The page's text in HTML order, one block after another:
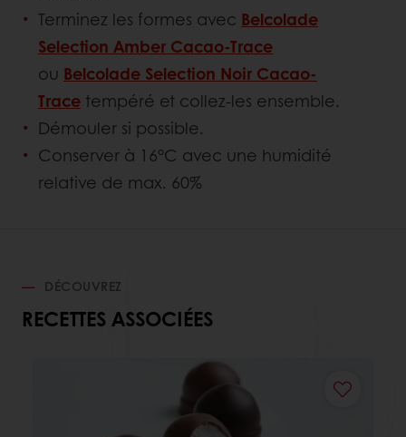
Terminez les formes avec Belcolade
Selection Amber Cacao-Trace
ou Belcolade Selection Noir Cacao-
Trace tempéré et collez-les ensemble.
Démouler si possible.
Conserver à 16°C avec une humidité
relative de max. 60%
DÉCOUVREZ
RECETTES ASSOCIÉES